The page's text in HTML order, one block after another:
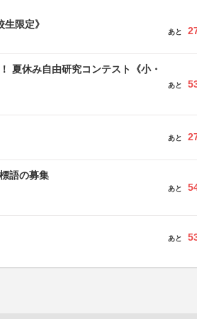
限定》
あと
夏休み自由研究コンテスト《小・
あと
あと
語の募集
あと
あと